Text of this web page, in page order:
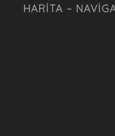
HARITA –